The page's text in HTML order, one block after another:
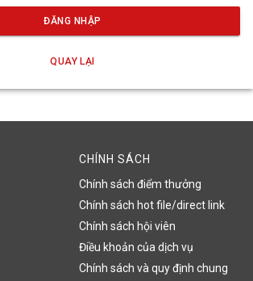
ĐĂNG NHẬP
QUAY LẠI
CHÍNH SÁCH
Chính sách điểm thưởng
Chính sách hot file/direct link
Chính sách hội viên
Điều khoản của dịch vụ
Chính sách và quy định chung